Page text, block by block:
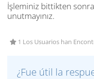
İşleminiz bittikten
unutmayınız.
1 Los Usuarios han
¿Fue útil la